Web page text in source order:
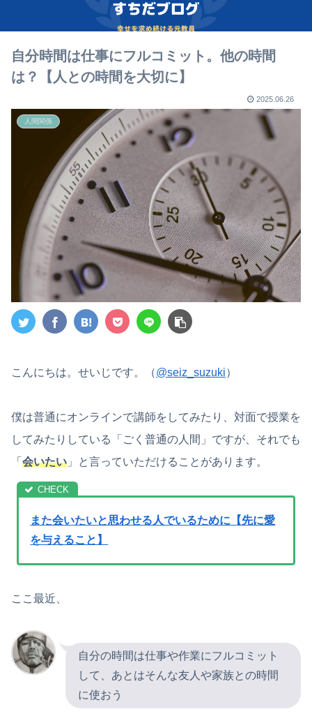
自分時間は仕事にフルコミット。他の時間
は？【人との時間を大切に】
2025.06.26
人間関係
こんにちは。せいじです。（@seiz_suzuki）
僕は普通にオンラインで講師をしてみたり、対面で授業を
してみたりしている「ごく普通の人間」ですが、それでも
「 会いたい 」と言っていただけることがあります。
また会いたいと思わせる人でいるために【先に愛
を与えること】
ここ最近、
自分の時間は仕事や作業にフルコミット
して、あとはそんな友人や家族との時間
に使おう